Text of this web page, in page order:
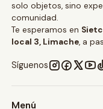
solo objetos, sino
comunidad.
Te esperamos en
local 3, Limache, a
Síguenos
Menú